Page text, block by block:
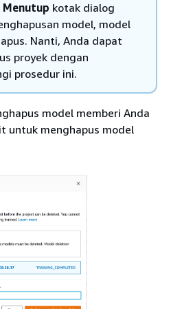
Menutup kotak dialog
model, model
Nanti, Anda dapat
proyek dengan
prosedur ini.
model memberi Anda
untuk menghapus model